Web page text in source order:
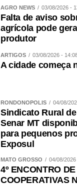
AGRO NEWS 03/08/2026 -
Falta de aviso
agrícola pode
produtor
ARTIGOS 03/08/2026 -
A cidade começa
RONDONÓPOLIS 04/08/
Sindicato Rural
Senar MT
para pequenos
Exposul
MATO GROSSO 04/08/
4º ENCONTRO DE
COOPERATIVAS